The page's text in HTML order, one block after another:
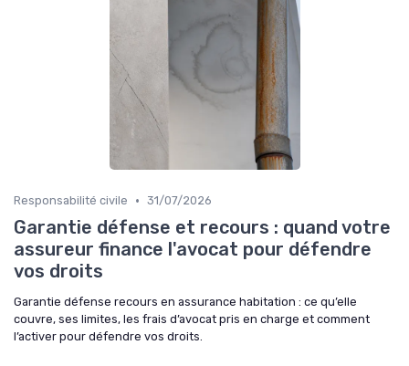
Responsabilité civile • 31/07/2026
Garantie défense et recours : quand votre
assureur finance l'avocat pour défendre
vos droits
Garantie défense recours en assurance habitation : ce qu’elle
couvre, ses limites, les frais d’avocat pris en charge et comment
l’activer pour défendre vos droits.